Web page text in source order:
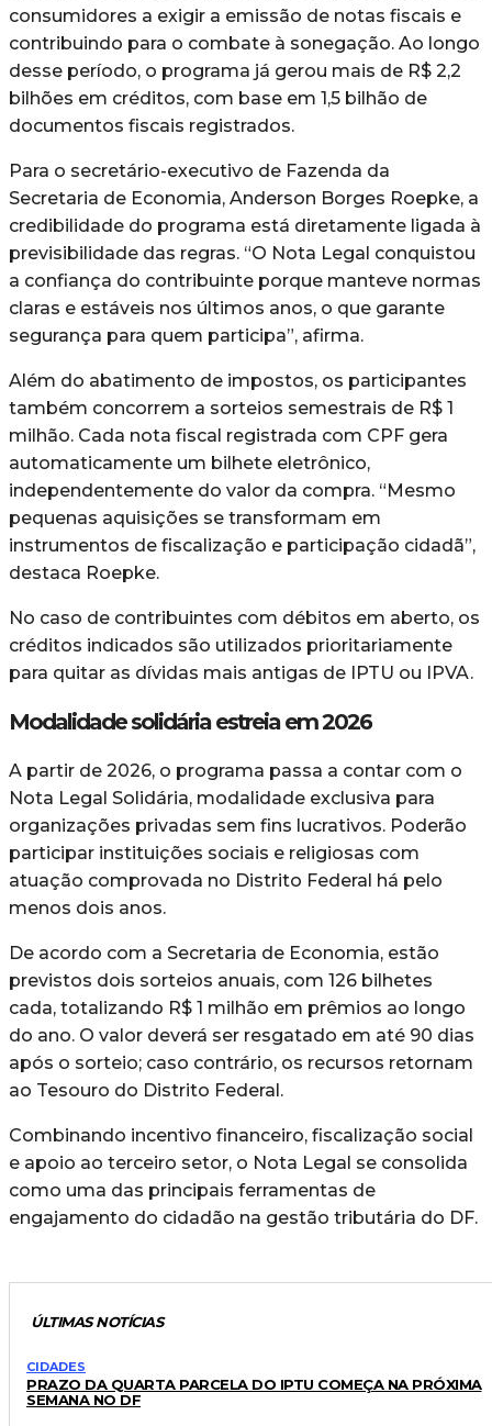
consumidores a exigir a emissão de notas fiscais e
contribuindo para o combate à sonegação. Ao longo
desse período, o programa já gerou mais de R$ 2,2
bilhões em créditos, com base em 1,5 bilhão de
documentos fiscais registrados.
Para o secretário-executivo de Fazenda da
Secretaria de Economia, Anderson Borges Roepke, a
credibilidade do programa está diretamente ligada à
previsibilidade das regras. “O Nota Legal conquistou
a confiança do contribuinte porque manteve normas
claras e estáveis nos últimos anos, o que garante
segurança para quem participa”, afirma.
Além do abatimento de impostos, os participantes
também concorrem a sorteios semestrais de R$ 1
milhão. Cada nota fiscal registrada com CPF gera
automaticamente um bilhete eletrônico,
independentemente do valor da compra. “Mesmo
pequenas aquisições se transformam em
instrumentos de fiscalização e participação cidadã”,
destaca Roepke.
No caso de contribuintes com débitos em aberto, os
créditos indicados são utilizados prioritariamente
para quitar as dívidas mais antigas de IPTU ou IPVA.
Modalidade solidária estreia em 2026
A partir de 2026, o programa passa a contar com o
Nota Legal Solidária, modalidade exclusiva para
organizações privadas sem fins lucrativos. Poderão
participar instituições sociais e religiosas com
atuação comprovada no Distrito Federal há pelo
menos dois anos.
De acordo com a Secretaria de Economia, estão
previstos dois sorteios anuais, com 126 bilhetes
cada, totalizando R$ 1 milhão em prêmios ao longo
do ano. O valor deverá ser resgatado em até 90 dias
após o sorteio; caso contrário, os recursos retornam
ao Tesouro do Distrito Federal.
Combinando incentivo financeiro, fiscalização social
e apoio ao terceiro setor, o Nota Legal se consolida
como uma das principais ferramentas de
engajamento do cidadão na gestão tributária do DF.
ÚLTIMAS NOTÍCIAS
CIDADES
PRAZO DA QUARTA PARCELA DO IPTU COMEÇA NA PRÓXIMA
SEMANA NO DF